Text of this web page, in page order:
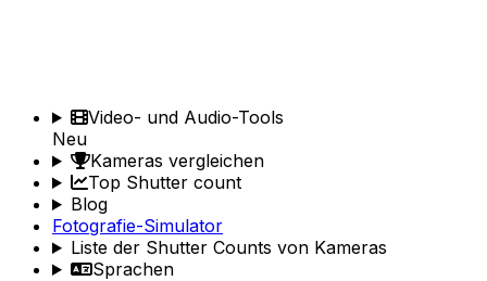
Video- und Audio-Tools
Neu
Kameras vergleichen
Top Shutter count
Blog
Fotografie-Simulator
Liste der Shutter Counts von Kameras
Sprachen